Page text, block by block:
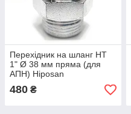
Перехідник на шланг НТ
1" Ø 38 мм пряма (для
АПН) Hiposan
480 ₴